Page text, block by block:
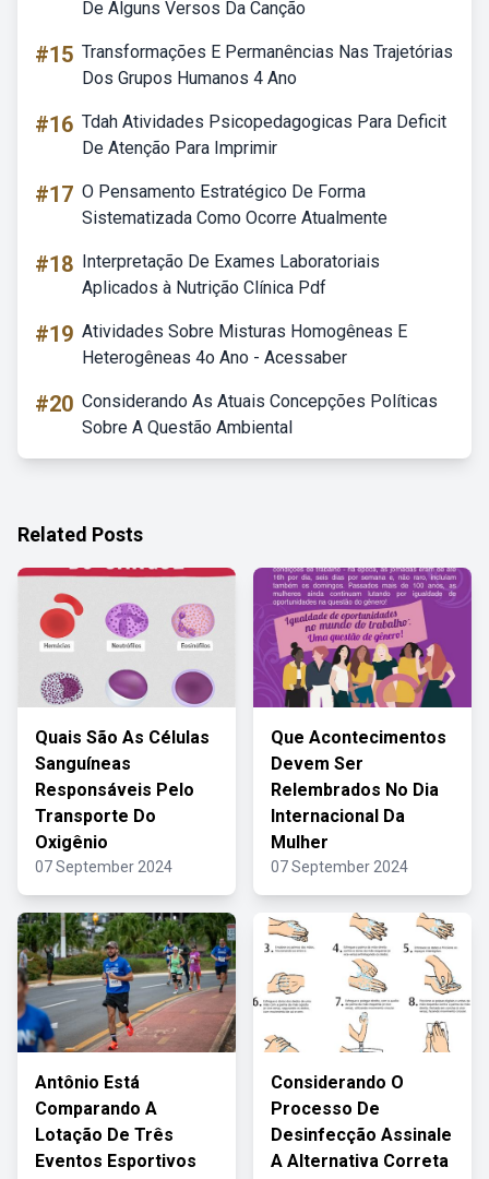
De Alguns Versos Da Canção
#15 Transformações E Permanências Nas Trajetórias
Dos Grupos Humanos 4 Ano
#16 Tdah Atividades Psicopedagogicas Para Deficit
De Atenção Para Imprimir
#17 O Pensamento Estratégico De Forma
Sistematizada Como Ocorre Atualmente
#18 Interpretação De Exames Laboratoriais
Aplicados à Nutrição Clínica Pdf
#19 Atividades Sobre Misturas Homogêneas E
Heterogêneas 4o Ano - Acessaber
#20 Considerando As Atuais Concepções Políticas
Sobre A Questão Ambiental
Related Posts
Quais São As Células
Sanguíneas
Responsáveis Pelo
Transporte Do
Oxigênio
07 September 2024
Que Acontecimentos
Devem Ser
Relembrados No Dia
Internacional Da
Mulher
07 September 2024
Antônio Está
Comparando A
Lotação De Três
Eventos Esportivos
Considerando O
Processo De
Desinfecção Assinale
A Alternativa Correta